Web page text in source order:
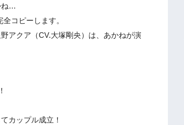
。
ね…
コピーします。
アクア（CV.大塚剛央）は、あかねが演
カップル成立！